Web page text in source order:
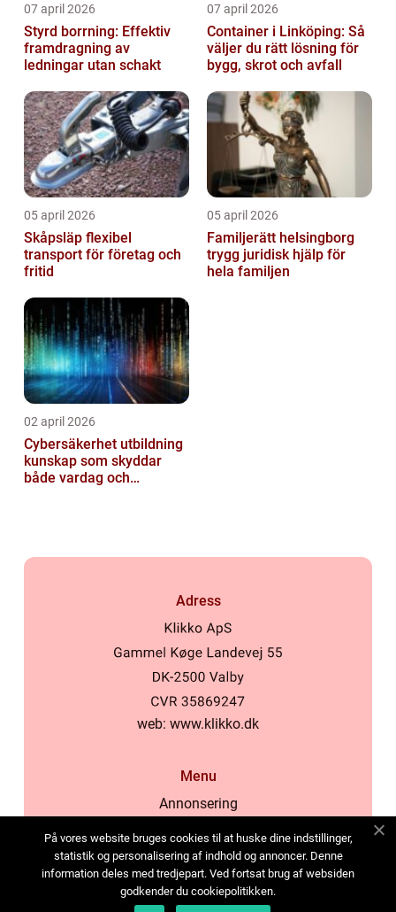
07 april 2026
Styrd borrning: Effektiv
framdragning av
ledningar utan schakt
07 april 2026
Container i Linköping: Så
väljer du rätt lösning för
bygg, skrot och avfall
05 april 2026
Skåpsläp flexibel
transport för företag och
fritid
05 april 2026
Familjerätt helsingborg
trygg juridisk hjälp för
hela familjen
02 april 2026
Cybersäkerhet utbildning
kunskap som skyddar
både vardag och
Adress
web: www.klikko.dk
Menu
Annonsering
Cookies
Kontakta oss
Sitemap
På vores website bruges cookies til at huske dine indstillinger,
statistik og personalisering af indhold og annoncer. Denne
information deles med tredjepart. Ved fortsat brug af websiden
godkender du cookiepolitikken.